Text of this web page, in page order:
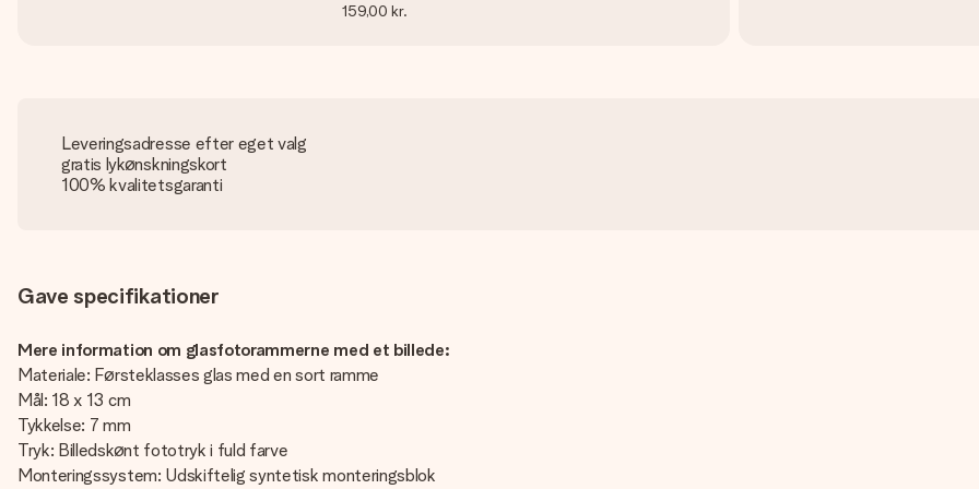
159,00 kr.
Leveringsadresse efter eget valg
gratis lykønskningskort
100% kvalitetsgaranti
Gave specifikationer
Mere information om glasfotorammerne med et billede:
Materiale: Førsteklasses glas med en sort ramme
Mål: 18 x 13 cm
Tykkelse: 7 mm
Tryk: Billedskønt fototryk i fuld farve
Monteringssystem: Udskiftelig syntetisk monteringsblok